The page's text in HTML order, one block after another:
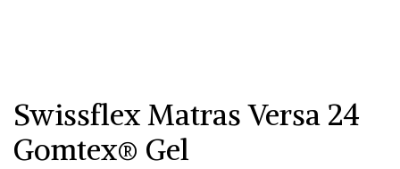
Swissflex Matras Versa 24
Gomtex® Gel